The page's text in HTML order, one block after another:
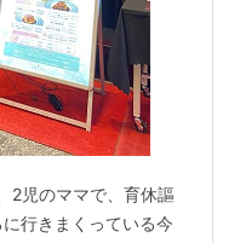
2児のママで、育休謳
行きまくっている今